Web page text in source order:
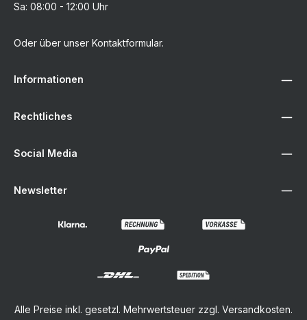
Sa: 08:00 - 12:00 Uhr
Oder über unser Kontaktformular.
Informationen
Rechtliches
Social Media
Newsletter
Alle Preise inkl. gesetzl. Mehrwertsteuer zzgl. Versandkosten.